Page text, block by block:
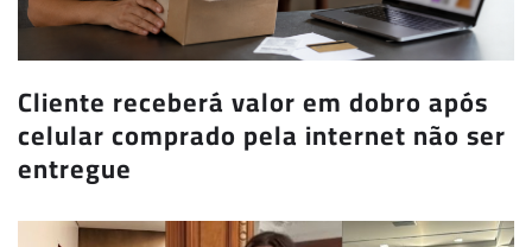
Cliente receberá valor em dobro após
celular comprado pela internet não ser
entregue